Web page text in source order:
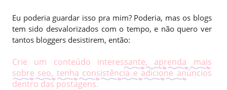
Eu poderia guardar isso pra mim? Poderia, mas os blogs
tem sido desvalorizados com o tempo, e não quero ver
tantos bloggers desistirem, então:
Crie um conteúdo interessante, aprenda mais
sobre seo, tenha consistência e adicione anúncios
dentro das postagens.